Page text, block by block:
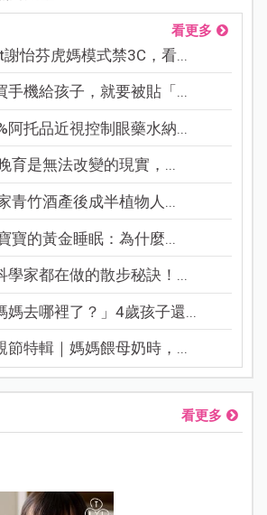
看更多
怡芬虎媽模式禁3C，看...
手機給孩子，就要被貼「...
阿托品近視控制眼藥水納...
育是無法改變的現實，...
青竹酒產後成半植物人...
寶的黃金睡眠：為什麼...
學家都在做的散步秘訣！...
媽去哪裡了？」4歲孩子還...
節特輯｜媽媽餵母奶時，...
看更多